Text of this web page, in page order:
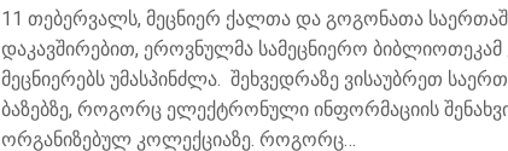
11 თებერვალს, მეცნიერ ქალთა და გოგონათა
დაკავშირებით, ეროვნულმა სამეცნიერო
მეცნიერებს უმასპინძლა. შეხვედრაზე ვისაუბრეთ
ბაზებზე, როგორც ელექტრონული ინფორმაციის
ორგანიზებულ კოლექციაზე. როგორც…